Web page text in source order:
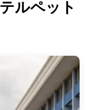
ルペット